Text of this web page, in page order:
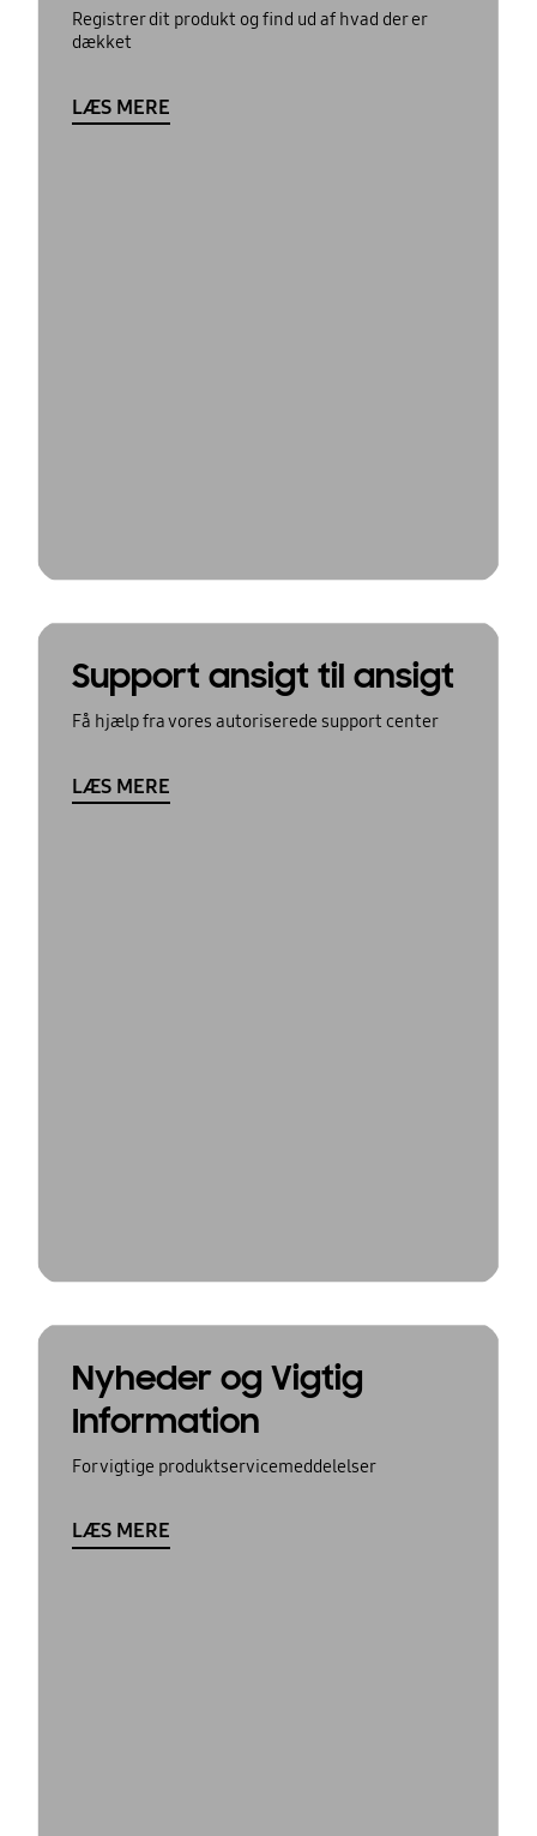
Registrer dit produkt og find ud af hvad der er
dækket
LÆS MERE
Support ansigt til ansigt
Få hjælp fra vores autoriserede support center
LÆS MERE
Nyheder og Vigtig
Information
For vigtige produktservicemeddelelser
LÆS MERE